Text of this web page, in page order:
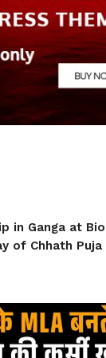
in Ganga at
of Chhath Puja